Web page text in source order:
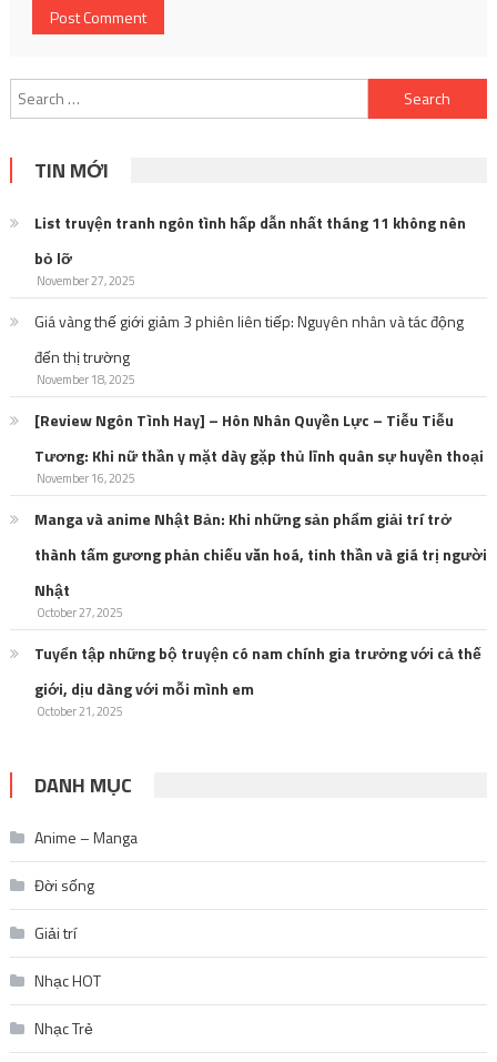
Search
for:
TIN MỚI
List truyện tranh ngôn tình hấp dẫn nhất tháng 11 không nên
bỏ lỡ
November 27, 2025
Giá vàng thế giới giảm 3 phiên liên tiếp: Nguyên nhân và tác động
đến thị trường
November 18, 2025
[Review Ngôn Tình Hay] – Hôn Nhân Quyền Lực – Tiễu Tiễu
Tương: Khi nữ thần y mặt dày gặp thủ lĩnh quân sự huyền thoại
November 16, 2025
Manga và anime Nhật Bản: Khi những sản phẩm giải trí trở
thành tấm gương phản chiếu văn hoá, tinh thần và giá trị người
Nhật
October 27, 2025
Tuyển tập những bộ truyện có nam chính gia trưởng với cả thế
giới, dịu dàng với mỗi mình em
October 21, 2025
DANH MỤC
Anime – Manga
Đời sống
Giải trí
Nhạc HOT
Nhạc Trẻ